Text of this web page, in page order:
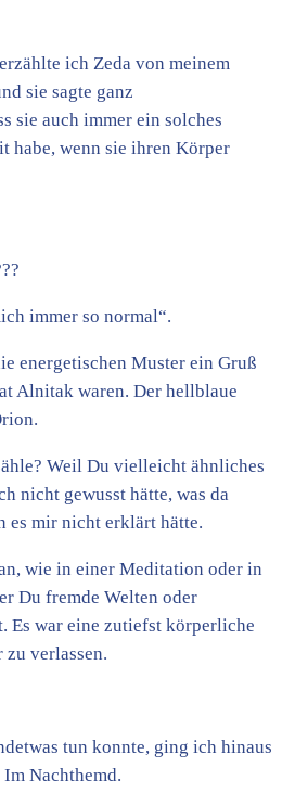
ich Zeda von meinem
sie sagte ganz
sie auch immer ein solches
habe, wenn sie ihren Körper
immer so normal“.
energetischen Muster ein Gruß
Alnitak waren. Der hellblaue
Weil Du vielleicht ähnliches
nicht gewusst hätte, was da
es mir nicht erklärt hätte.
wie in einer Meditation oder in
Du fremde Welten oder
Es war eine zutiefst körperliche
verlassen.
tun konnte, ging ich hinaus
Nachthemd.